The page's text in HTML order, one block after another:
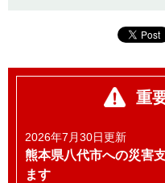
重
2026年7月30日更新
熊本県八代市への災害
ます